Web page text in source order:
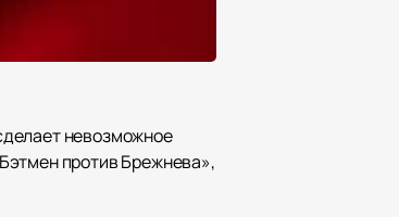
невозможное
против Брежнева»,